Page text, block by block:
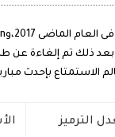
ذلك تم إلغاءة عن
الاستمتاع بإحدث
الترميز